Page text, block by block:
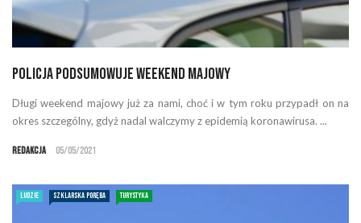
Policja podsumowuje weekend majowy
Długi weekend majowy już za nami, choć i w tym roku przypadł on na
okres szczególny, gdyż nadal walczymy z epidemią koronawirusa. ...
Redakcja 05/05/2021
LUDZIE SZKLARSKA PORĘBA TURYSTYKA